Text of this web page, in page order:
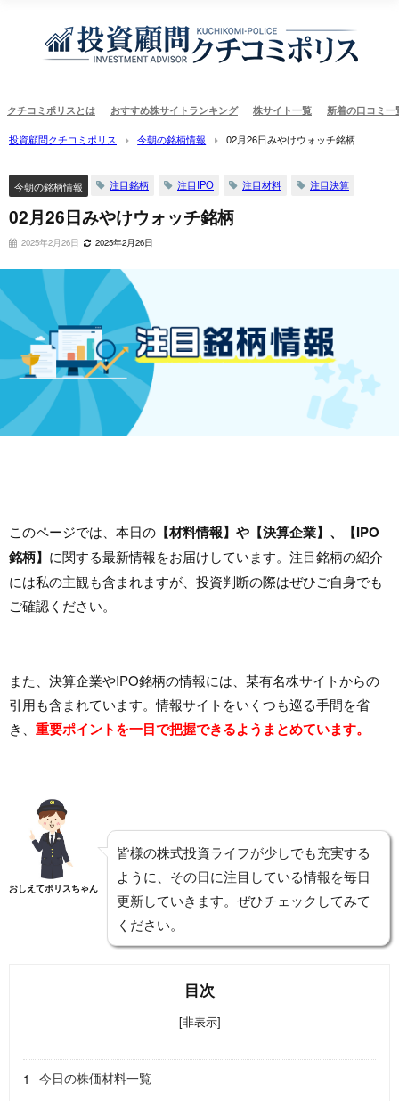
クチコミポリスとは おすすめ株サイトランキング 株サイト一覧 新着の口コミ一
投資顧問クチコミポリス 今朝の銘柄情報 02月26日みやけウォッチ銘柄
今朝の銘柄情報 注目銘柄 注目IPO 注目材料 注目決算
02月26日みやけウォッチ銘柄
2025年2月26日 2025年2月26日
このページでは、本日の 【材料情報】や【決算企業】、【IPO
銘柄】 に関する最新情報をお届けしています。注目銘柄の紹介
には私の主観も含まれますが、投資判断の際はぜひご自身でも
ご確認ください。
また、決算企業やIPO銘柄の情報には、某有名株サイトからの
引用も含まれています。情報サイトをいくつも巡る手間を省
き、 重要ポイントを一目で把握できるようまとめています。
おしえてポリスちゃん
皆様の株式投資ライフが少しでも充実する
ように、その日に注目している情報を毎日
更新していきます。ぜひチェックしてみて
ください。
目次
[非表示]
今日の株価材料一覧